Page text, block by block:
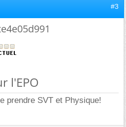
#3
l'EPO
prendre SVT et Physique!